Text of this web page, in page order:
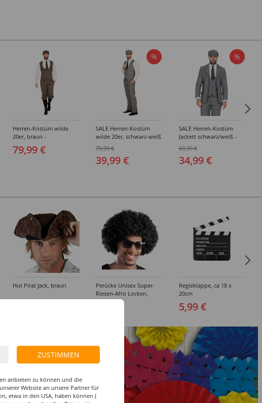
Herren-Kostüm wilde
20er, braun -
Verschiedene Größen
(46-64)
79,99 €
%
SALE Herren-Kostüm
wilde 20er, schwarz-weiß
- Verschiedene Größen
(48-64)
79,99 €
39,99 €
%
SALE Herren-Kostüm
Jackett schwarz/weiß -
Verschiedene Größen
(48-64)
69,99 €
34,99 €
Hut Pirat Jack, braun
Perücke Unisex Super-
Riesen-Afro Locken,
schwarz
Regieklappe, ca 18 x
20cm
5,99 €
ZUSTIMMEN
anbieten zu können und die
Website an unsere Partner für
etwa in den USA, haben können (